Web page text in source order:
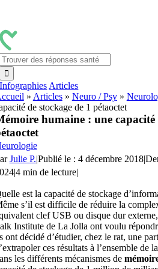
contenu
Infographies Articles
» Articles» Neuro / Psy»
de stockage de 1 pétaoctet
humaine : une capacité
Julie P.|Publié le : 4 décembre 2018|
|4 min de lecture|
est la capacité de stockage
s’il est difficile de réduire la
clef USB ou disque dur
Institute de La Jolla ont voulu
ont décidé d’étudier, chez le rat, une
ces résultats à l’ensemble de
les différents mécanismes de